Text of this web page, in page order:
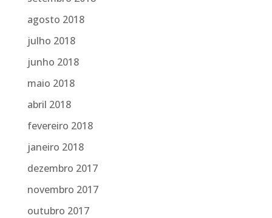
agosto 2018
julho 2018
junho 2018
maio 2018
abril 2018
fevereiro 2018
janeiro 2018
dezembro 2017
novembro 2017
outubro 2017